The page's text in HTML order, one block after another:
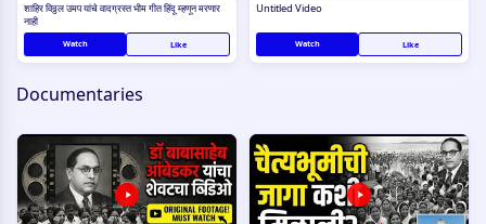
शाहिर विठ्ठल उमप यांचे वादग्रस्त भीम गीत हिंदू म्हणून मरणार
नाही
Watch Like
Untitled Video
Watch Like
Documentaries